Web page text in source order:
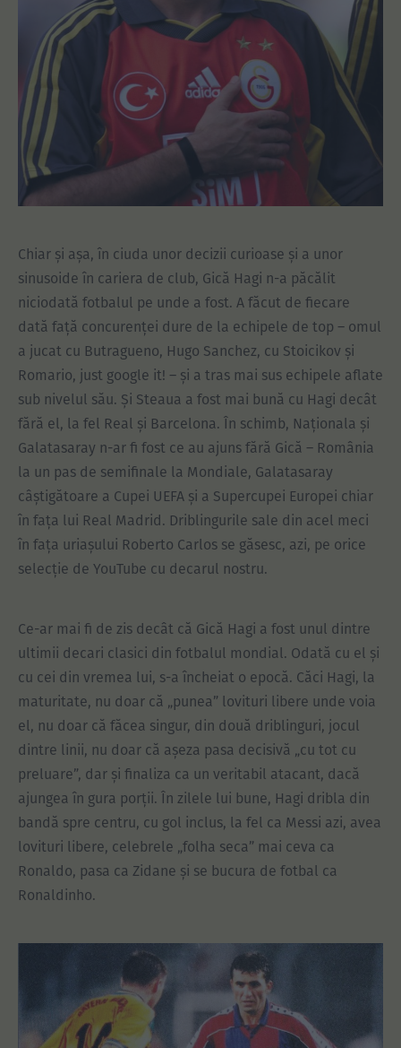
Chiar și așa, în ciuda unor decizii curioase și a unor
sinusoide în cariera de club, Gică Hagi n-a păcălit
niciodată fotbalul pe unde a fost. A făcut de fiecare
dată față concurenței dure de la echipele de top – omul
a jucat cu Butragueno, Hugo Sanchez, cu Stoicikov și
Romario, just google it! – și a tras mai sus echipele aflate
sub nivelul său. Și Steaua a fost mai bună cu Hagi decât
fără el, la fel Real și Barcelona. În schimb, Naționala și
Galatasaray n-ar fi fost ce au ajuns fără Gică – România
la un pas de semifinale la Mondiale, Galatasaray
câștigătoare a Cupei UEFA și a Supercupei Europei chiar
în fața lui Real Madrid. Driblingurile sale din acel meci
în fața uriașului Roberto Carlos se găsesc, azi, pe orice
selecție de YouTube cu decarul nostru.
Ce-ar mai fi de zis decât că Gică Hagi a fost unul dintre
ultimii decari clasici din fotbalul mondial. Odată cu el și
cu cei din vremea lui, s-a încheiat o epocă. Căci Hagi, la
maturitate, nu doar că „punea” lovituri libere unde voia
el, nu doar că făcea singur, din două driblinguri, jocul
dintre linii, nu doar că așeza pasa decisivă „cu tot cu
preluare”, dar și finaliza ca un veritabil atacant, dacă
ajungea în gura porții. În zilele lui bune, Hagi dribla din
bandă spre centru, cu gol inclus, la fel ca Messi azi, avea
lovituri libere, celebrele „folha seca” mai ceva ca
Ronaldo, pasa ca Zidane și se bucura de fotbal ca
Ronaldinho.